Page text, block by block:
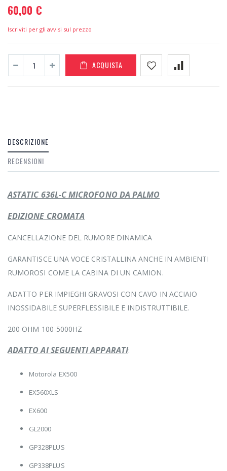
60,00 €
Iscriviti per gli avvisi sul prezzo
ACQUISTA
DESCRIZIONE
RECENSIONI
ASTATIC 636L-C MICROFONO DA PALMO
EDIZIONE CROMATA
CANCELLAZIONE DEL RUMORE DINAMICA
GARANTISCE UNA VOCE CRISTALLINA ANCHE IN AMBIENTI
RUMOROSI COME LA CABINA DI UN CAMION.
ADATTO PER IMPIEGHI GRAVOSI CON CAVO IN ACCIAIO
INOSSIDABILE SUPERFLESSIBILE E INDISTRUTTIBILE.
200 OHM 100-5000HZ
ADATTO AI SEGUENTI APPARATI:
Motorola EX500
EX560XLS
EX600
GL2000
GP328PLUS
GP338PLUS